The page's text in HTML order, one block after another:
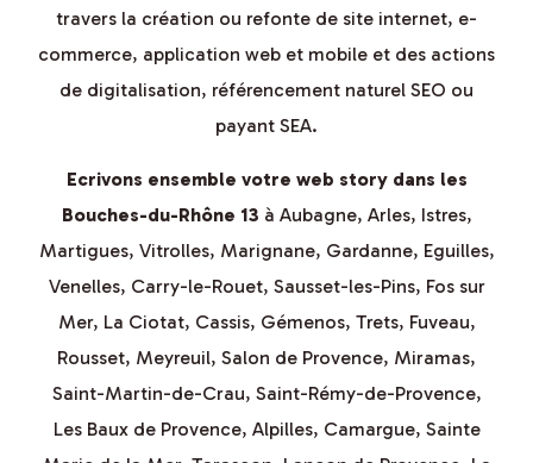
travers la création ou refonte de site internet, e-
commerce, application web et mobile et des actions
de digitalisation, référencement naturel SEO ou
payant SEA.
Ecrivons ensemble votre web story dans les
Bouches-du-Rhône 13 à Aubagne, Arles, Istres,
Martigues, Vitrolles, Marignane, Gardanne, Eguilles,
Venelles, Carry-le-Rouet, Sausset-les-Pins, Fos sur
Mer, La Ciotat, Cassis, Gémenos, Trets, Fuveau,
Rousset, Meyreuil, Salon de Provence, Miramas,
Saint-Martin-de-Crau, Saint-Rémy-de-Provence,
Les Baux de Provence, Alpilles, Camargue, Sainte